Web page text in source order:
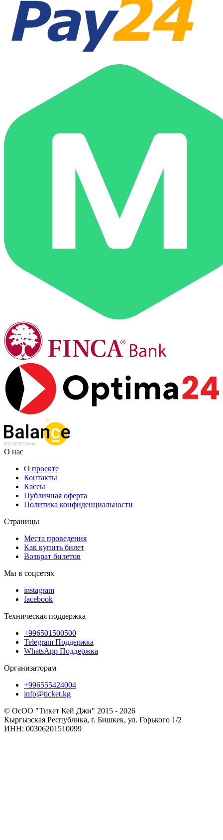
О нас
О проекте
Контакты
Кассы
Публичная оферта
Политика конфиденциальности
Страницы
Места проведения
Как купить билет
Возврат билетов
Мы в соцсетях
instagram
facebook
Техническая поддержка
+996501500500
Telegram Поддержка
WhatsApp Поддержка
Организаторам
+996555424004
info@ticket.kg
© ОсОО "Тикет Кей Джи" 2015 - 2026
Кыргызская Республика, г. Бишкек, ул. Горького 1/2
ИНН: 00306201510099